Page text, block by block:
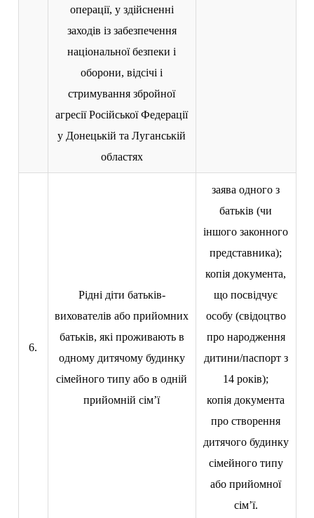
операції, у здійсненні
заходів із забезпечення
національної безпеки і
оборони, відсічі і
стримування збройної
агресії Російської Федерації
у Донецькій та Луганській
областях
6.
Рідні діти батьків-
вихователів або прийомних
батьків, які проживають в
одному дитячому будинку
сімейного типу або в одній
прийомній сім’ї
заява одного з
батьків (чи
іншого законного
представника);
копія документа,
що посвідчує
особу (свідоцтво
про народження
дитини/паспорт з
14 років);
копія документа
про створення
дитячого будинку
сімейного типу
або прийомної
сім’ї.